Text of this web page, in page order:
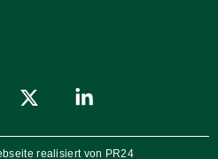
realisiert von PR24